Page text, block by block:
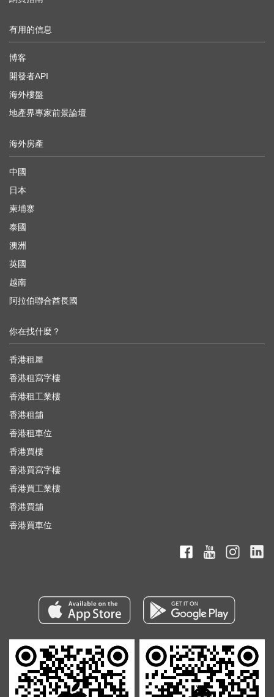
有用的信息
博客
開發者API
海外樓盤
地產界專家前景論壇
海外房產
中國
日本
柬埔寨
泰國
澳洲
英國
越南
阿拉伯聯合酋長國
你在找什麼？
香港租屋
香港租寫字樓
香港租工業樓
香港租舖
香港租車位
香港買樓
香港買寫字樓
香港買工業樓
香港買舖
香港買車位